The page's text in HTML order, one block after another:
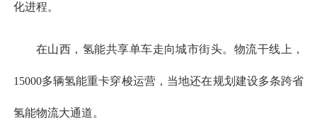
化进程。
在山西，氢能共享单车走向城市街头。物流干线上，
15000多辆氢能重卡穿梭运营，当地还在规划建设多条跨省
氢能物流大通道。